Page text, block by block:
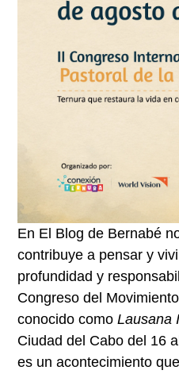
En El Blog de Bernabé
contribuye a pensar y
profundidad y
Congreso del
conocido comoLausana
Ciudad del Cabo del 16
es un acontecimiento